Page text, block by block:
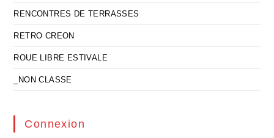
RENCONTRES DE TERRASSES
RETRO CREON
ROUE LIBRE ESTIVALE
_NON CLASSE
Connexion